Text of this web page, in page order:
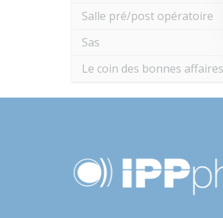
Salle pré/post opératoire
Sas
Le coin des bonnes affaires